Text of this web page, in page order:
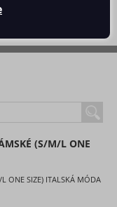
(S/M/L ONE
SIZE) ITALSKÁ MÓDA